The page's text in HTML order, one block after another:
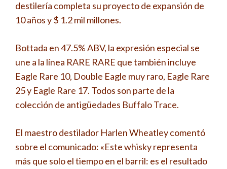
destilería completa su proyecto de expansión de
10 años y $ 1.2 mil millones.
Bottada en 47.5% ABV, la expresión especial se
une a la línea RARE RARE que también incluye
Eagle Rare 10, Double Eagle muy raro, Eagle Rare
25 y Eagle Rare 17. Todos son parte de la
colección de antigüedades Buffalo Trace.
El maestro destilador Harlen Wheatley comentó
sobre el comunicado: «Este whisky representa
más que solo el tiempo en el barril: es el resultado